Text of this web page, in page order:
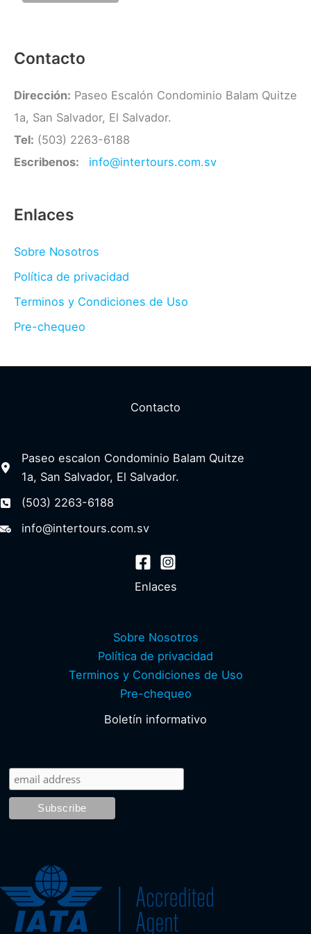
Contacto
Dirección: Paseo Escalón Condominio Balam Quitze
1a, San Salvador, El Salvador.
Tel: (503) 2263-6188
Escribenos:
info@intertours.com.sv
Enlaces
Sobre Nosotros
Política de privacidad
Terminos y Condiciones de Uso
Pre-chequeo
Contacto
Paseo escalon Condominio Balam Quitze
1a, San Salvador, El Salvador.
(503) 2263-6188
info@intertours.com.sv
Enlaces
Sobre Nosotros
Política de privacidad
Terminos y Condiciones de Uso
Pre-chequeo
Boletín informativo